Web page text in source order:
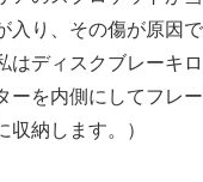
入り、その傷が原因
はディスクブレーキ
ーを内側にしてフレ
納します。）